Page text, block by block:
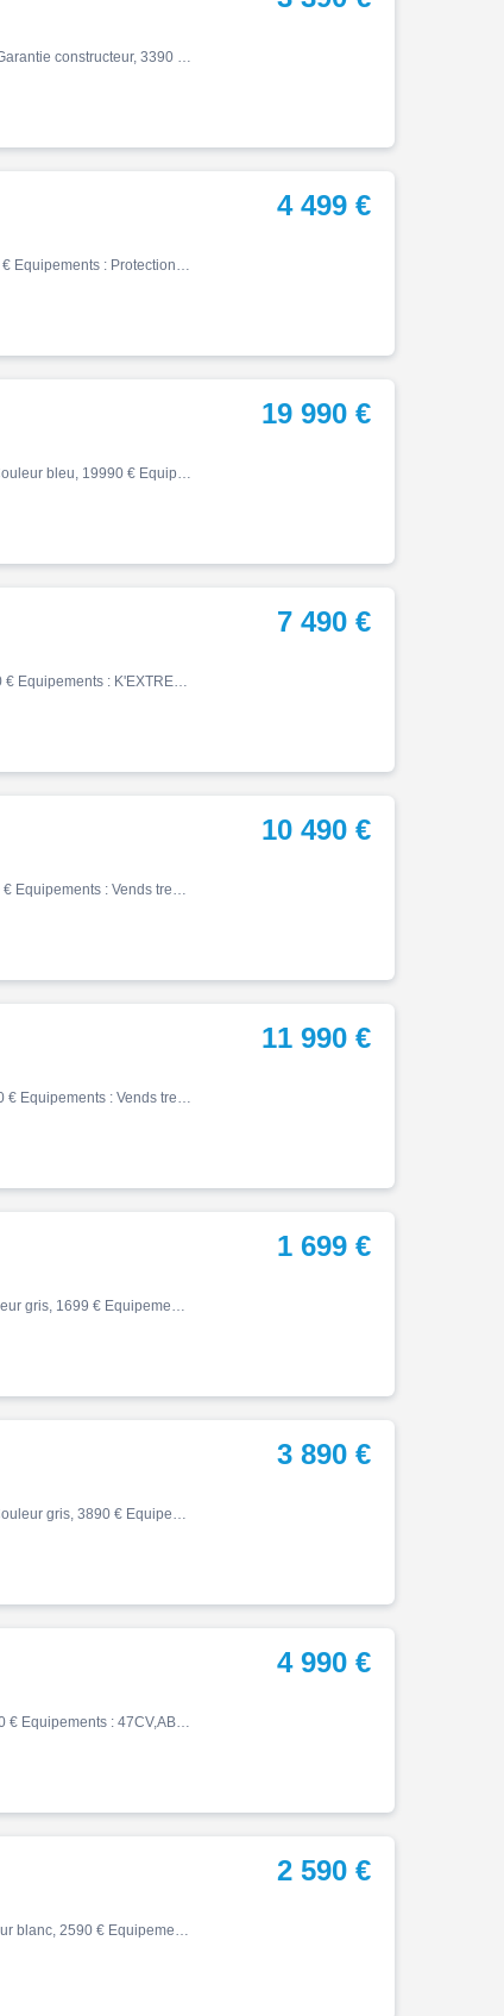
Autres 2twenty, Roma serie 3 2900, 06/2022, 10 km, Essence, Garantie constructeur, 3390 € VEHICULE VISIBLE SUR VOTRE CONCESSION SVA FIAT YVETOT Rue des Renards 76190 Sainte Marie des champs
Fz8, 05/2011, 30870 km, Essence, 800cm³, Couleur bleu, 4499 € Equipements : Protection de cadre,Sabot moteur,Selle confort,Silencieux inox,Support de plaque court ,Assurance sur place,Démarches administratives sur place,Transport possible,Véhicule disponible de suite,Pneu ar neu…
4 499 €
Yzf r1, 08/2024, 5409 km, Première main, Essence, 1000cm³, Couleur bleu, 19990 € Equipements : yamaha r1 covering sur moto bleu origine ABS,Anti-démarrage,Anti-patinage,Indicateur de rapport engagé,Shifter,Bulle fumée,Silencieux Akrapovic,Support de plaque court ,Assurance sur p…
19 990 €
Exc, 12/2023, 1525 km, Première main, Essence, 350cm³, 7490 € Equipements : K'EXTREME vend cette KTM 350 EXC-F25km 50 heures, l'arme 100% READY TO RACE ! Modèle 2024. état neuf sabot, ventilo double courbe peu roulée, proprio méticuleux Livraison possible partout en France à PAR…
7 490 €
Er, 01/2025, 20800 km, Essence, 1100cm³, Couleur gris, 10490 € Equipements : Vends tres belle versys 1100 s modele 2025 rien a prevoir possibilite rajout valises + top cases pour 1200 euros ABS,Anti-démarrage,Anti-patinage,Béquille centrale,Indicateur de rapport engagé,Poignées …
10 490 €
Zr, 03/2026, 1200 km, Essence, 900cm³, Couleur marron, 11990 € Equipements : Vends tres belle z 900 rs se modele full power non bridable equipee amortisseur OHLINS + freins BREMBO Etat neuf ABS,Anti-démarrage,Béquille centrale,Indicateur de rapport engagé,Prise USB,Régulateur de…
11 990 €
Astor, 04/2024, 227 km, Première main, Essence, 125cm³, Couleur gris, 1699 € Equipements : Découvrez ce Scrambler ORCAL Espéria 125 une perle rare de 2024 avec seulement 227 kilomètres au compteur. Son design élégant et sa couleur argentée captiveront les regards. Profitez de la…
1 699 €
Forza, 10/2022, 20785 km, Première main, Essence, 125cm³, Couleur gris, 3890 € Equipements : *1er main *vendue et entrenue par notre concession EB77 *dosseret passager *garantie 2027 *possibilité de financement et assurance ABS,Anti-démarrage,Béquille centrale,Peinture mat ,Pris…
3 890 €
Cl 500, 10/2025, 2900 km, Essence, 500cm³, Couleur vert, 4990 € Equipements : 47CV,ABS,Bulle haute,Pare mains,Prise USB,Compatible Permis A2,Disponible à l'essai,Garantie constructeur jusqu'au 18/10/2031 contactez Tony ou Bastien
4 990 €
Pcx, 07/2024, 355 km, Première main, Essence, 125cm³, Couleur blanc, 2590 € Equipements : Peinture vernie,Bulle haute,Top case,Assurance sur place,Démarches administratives sur place,Essai sur rendez-vous,Prix hors frais d'immatriculation,Factures d'entretien,Révision faite,Véhi…
2 590 €